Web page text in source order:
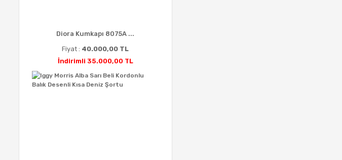
Diora Kumkapı 8075A ...
Fiyat : 40.000,00 TL
İndirimli 35.000,00 TL